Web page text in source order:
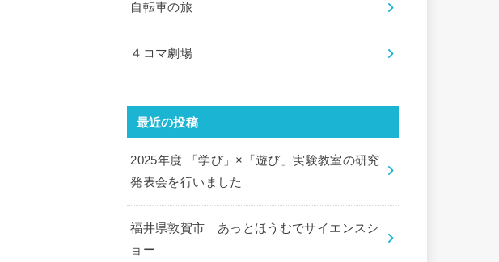
自転車の旅
４コマ劇場
最近の投稿
2025年度 「学び」×「遊び」実験教室の研究
発表会を行いました
福井県敦賀市 あっとほうむでサイエンスシ
ョー